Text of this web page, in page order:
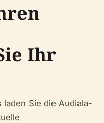
Ihr
laden Sie die Audiala-